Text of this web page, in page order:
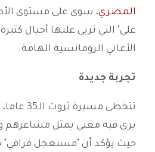
المصري، سوى على مستوى
علي" التي تربى عليها أجيال
الأغاني الرومانسية الهامة.
تجربة جديدة
تتخطى
يرى فيه مغني يمثل مشاعرهم
حيث يؤكد أن "مستعجل فراقي"